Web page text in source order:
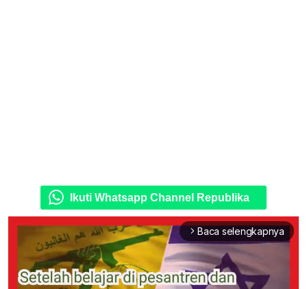
Ikuti Whatsapp Channel Republika
arrow_forward_ios Baca selengkapnya